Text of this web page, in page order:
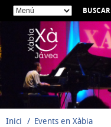
BUSCAR
Inici Events en Xàbia